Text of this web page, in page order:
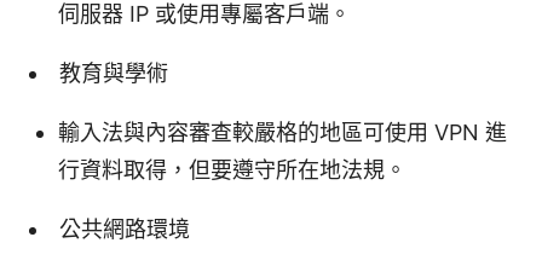
伺服器 IP 或使用專屬客戶端。
教育與學術
輸入法與內容審查較嚴格的地區可使用 VPN 進
行資料取得，但要遵守所在地法規。
公共網路環境